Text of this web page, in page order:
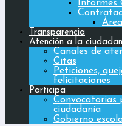
Informes
Transparencia
Atención a la
Canales de
Citas
Peticiones,
felicitaciones
Participa
Convocatorias
ciudadanía
Gobierno